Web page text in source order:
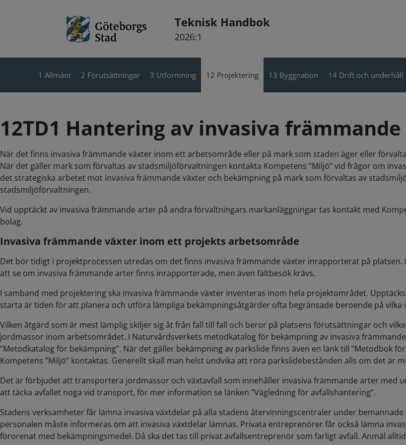
Teknisk Handbok
2026:1
1 Allmänt 2 Förutsättningar 3 Utformning 12 Projektering 13 Byggnation 14 Drift och underhåll
12TD1 Hantering av invasiva
När det finns invasiva främmande växter inom ett arbetsområde eller på mark som staden äger eller
När det gäller mark som förvaltas av stadsmiljöförvaltningen kontakta Kompetens ”Miljö” vid frågor om
det strategiska arbetet mot invasiva främmande växter och bekämpning på mark som förvaltas av
stadsmiljöförvaltningen.
Vid upptäckt av invasiva främmande arter på andra förvaltningars markanläggningar tas kontakt med
bolag.
Invasiva främmande växter inom ett projekts arbetsområde
Det bör tidigt i projektprocessen utredas om det finns invasiva främmande växter inrapporterat på platsen.
att se om invasiva främmande arter finns inrapporterade, men även fältbesök krävs.
I samband med projektering ska invasiva främmande växter inventeras inom hela projektområdet.
starta är tiden för att planera och utföra lämpliga bekämpningsåtgärder ofta begränsade beroende på vilka
Vilken åtgärd som är mest lämplig skiljer sig åt från fall till fall och beror på platsens förutsättningar och
jordmassor inom arbetsområdet. I Naturvårdsverkets metodkatalog för bekämpning av invasiva
”Metodkatalog för bekämpning”. När det gäller bekämpning av parkslide finns även en länk till ”Metodbok
Kompetens ”Miljö” kontaktas. Generellt skall man helst undvika att röra parkslidebestånden alls om det är
Det är förbjudet att transportera jordmassor och växtavfall som innehåller invasiva främmande arter
att täcka avfallet noga vid transport, för mer information se länken ”Vägledning för avfallshantering”.
Stadens verksamheter får lämna invasiva växtdelar på alla stadens återvinningscentraler under
personalen måste informeras om att invasiva växtdelar lämnas. Privata entreprenörer får också lämna
förorenat med bekämpningsmedel. Då ska det tas till privat avfallsentreprenör som farligt avfall. Anmäl